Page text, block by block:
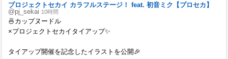
プロジェクトセカイ カラフルステージ！ feat. 初音ミク【プロセカ】
@pj_sekai 10時間
🍜カップヌードル
×プロジェクトセカイタイアップ✨
タイアップ開催を記念したイラストを公開🎉